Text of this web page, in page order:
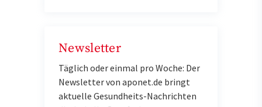
Newsletter
Täglich oder einmal pro Woche: Der
Newsletter von aponet.de bringt
aktuelle Gesundheits-Nachrichten